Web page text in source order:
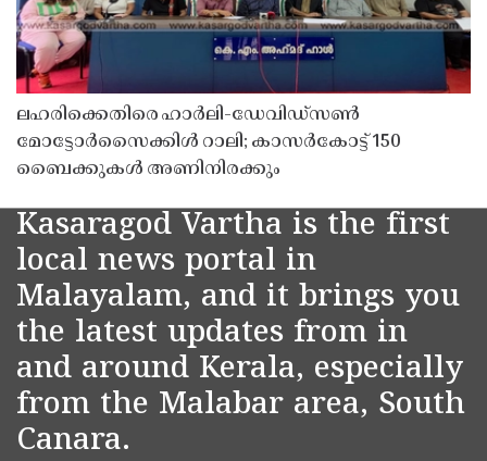
ലഹരിക്കെതിരെ ഹാർലി-ഡേവിഡ്‌സൺ
മോട്ടോർസൈക്കിൾ റാലി; കാസർകോട്ട് 150
ബൈക്കുകൾ അണിനിരക്കും
Kasaragod Vartha is the first
local news portal in
Malayalam, and it brings you
the latest updates from in
and around Kerala, especially
from the Malabar area, South
Canara.